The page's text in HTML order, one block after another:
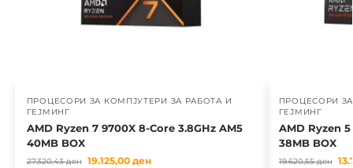
ПРОЦЕСОРИ ЗА КОМПЈУТЕРИ ЗА РАБОТА И
ГЕЈМИНГ
AMD Ryzen 7 9700X 8-Core 3.8GHz AM5
40MB BOX
27.320,43ден 19.125,00 ден
ПРОЦЕСОРИ
ГЕЈМИНГ
AMD Ryzen
38MB BOX
19.620,55ден